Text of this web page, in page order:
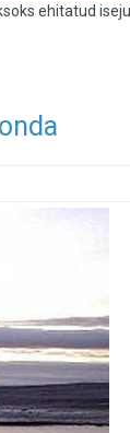
ehitatud